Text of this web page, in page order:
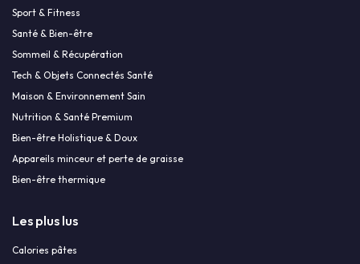
Sport & Fitness
Santé & Bien-être
Sommeil & Récupération
Tech & Objets Connectés Santé
Maison & Environnement Sain
Nutrition & Santé Premium
Bien-être Holistique & Doux
Appareils minceur et perte de graisse
Bien-être thermique
Les plus lus
Calories pâtes